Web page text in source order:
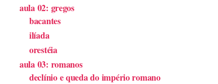
aula 02: gregos
bacantes
ilíada
orestéia
aula 03: romanos
declínio e queda do império romano